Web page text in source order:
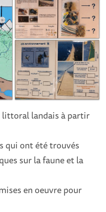
littoral landais à partir
qui ont été trouvés
sur la faune et la
en oeuvre pour